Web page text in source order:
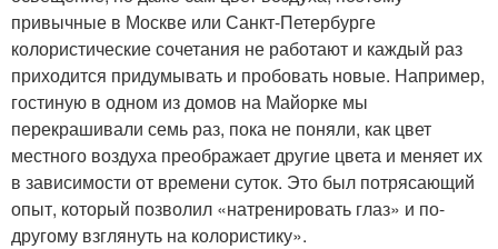
привычные в Москве или Санкт-Петербурге
колористические сочетания не работают и каждый раз
приходится придумывать и пробовать новые. Например,
гостиную в одном из домов на Майорке мы
перекрашивали семь раз, пока не поняли, как цвет
местного воздуха преображает другие цвета и меняет их
в зависимости от времени суток. Это был потрясающий
опыт, который позволил «натренировать глаз» и по-
другому взглянуть на колористику».